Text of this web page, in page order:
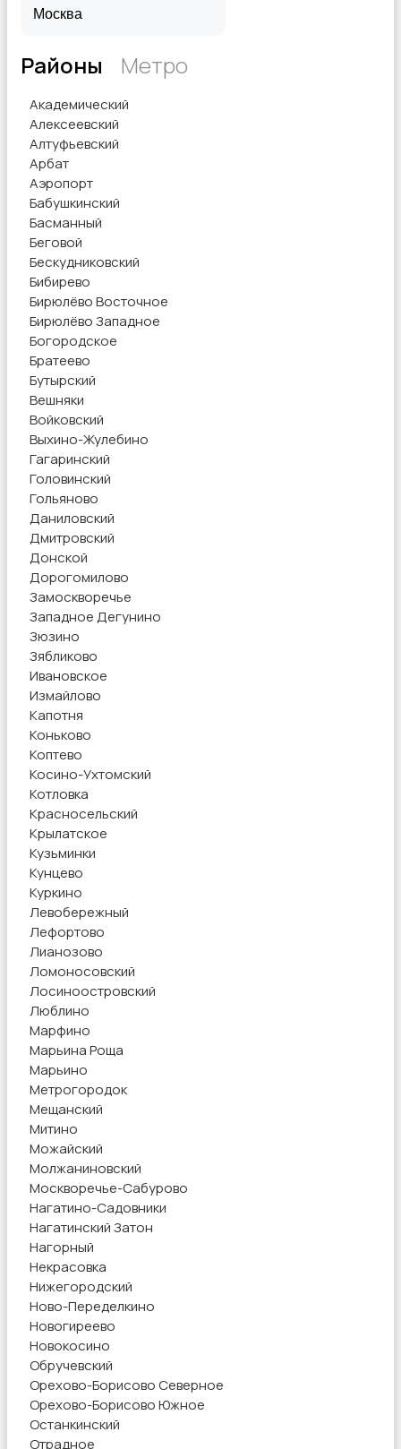
Районы Метро
Академический
Алексеевский
Алтуфьевский
Арбат
Аэропорт
Бабушкинский
Басманный
Беговой
Бескудниковский
Бибирево
Бирюлёво Восточное
Бирюлёво Западное
Богородское
Братеево
Бутырский
Вешняки
Войковский
Выхино-Жулебино
Гагаринский
Головинский
Гольяново
Даниловский
Дмитровский
Донской
Дорогомилово
Замоскворечье
Западное Дегунино
Зюзино
Зябликово
Ивановское
Измайлово
Капотня
Коньково
Коптево
Косино-Ухтомский
Котловка
Красносельский
Крылатское
Кузьминки
Кунцево
Куркино
Левобережный
Лефортово
Лианозово
Ломоносовский
Лосиноостровский
Люблино
Марфино
Марьина Роща
Марьино
Метрогородок
Мещанский
Митино
Можайский
Молжаниновский
Москворечье-Сабурово
Нагатино-Садовники
Нагатинский Затон
Нагорный
Некрасовка
Нижегородский
Ново-Переделкино
Новогиреево
Новокосино
Обручевский
Орехово-Борисово Северное
Орехово-Борисово Южное
Останкинский
Отрадное